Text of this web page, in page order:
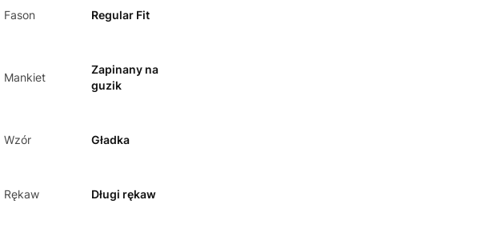
Fason Regular Fit
Mankiet
Zapinany na
guzik
Wzór Gładka
Rękaw Długi rękaw